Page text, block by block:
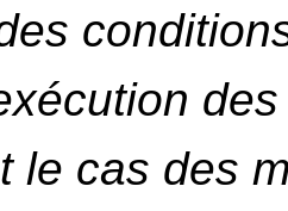
le cas des